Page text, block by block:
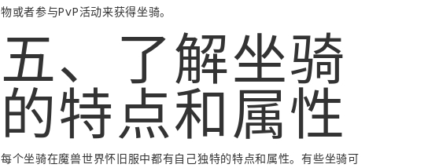
物或者参与PvP活动来获得坐骑。
五、了解坐骑
的特点和属性
每个坐骑在魔兽世界怀旧服中都有自己独特的特点和属性。有些坐骑可